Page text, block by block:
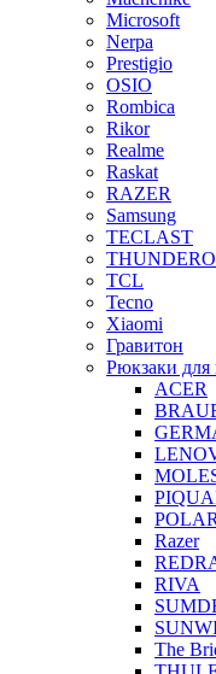
Microsoft
Nerpa
Prestigio
OSIO
Rombica
Rikor
Realme
Raskat
RAZER
Samsung
TECLAST
TCL
Tecno
Xiaomi
Гравитон
Рюкзаки для
ACER
POLAR
Razer
RIVA
The